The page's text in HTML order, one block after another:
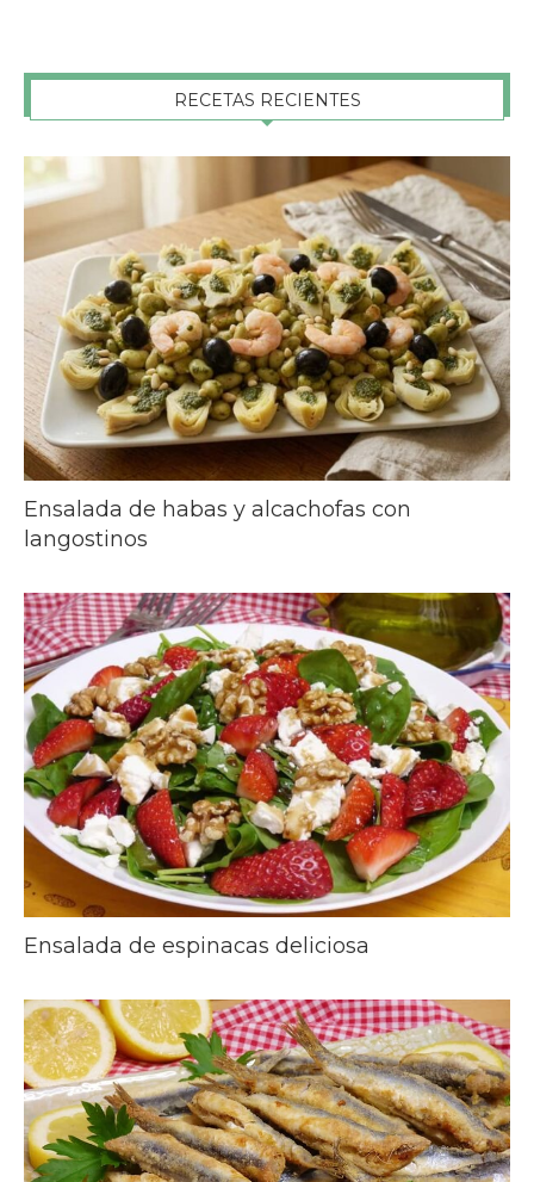
RECETAS RECIENTES
Ensalada de habas y alcachofas con
langostinos
Ensalada de espinacas deliciosa